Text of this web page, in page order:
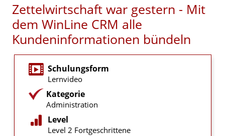
Zettelwirtschaft war gestern - Mit
dem WinLine CRM alle
Kundeninformationen bündeln
Schulungsform
Lernvideo
Kategorie
Administration
Level
Level 2 Fortgeschrittene